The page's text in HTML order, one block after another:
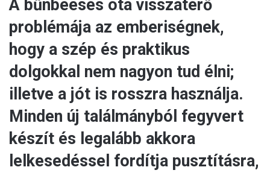
A bűnbeesés óta visszatérő
problémája az emberiségnek,
hogy a szép és praktikus
dolgokkal nem nagyon tud élni;
illetve a jót is rosszra használja.
Minden új találmányból fegyvert
készít és legalább akkora
lelkesedéssel fordítja pusztításra,